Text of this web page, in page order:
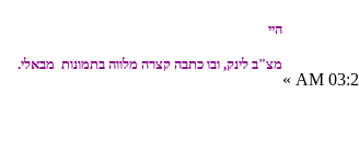
היי
מצ"ב לינק, ובו כתבה קצרה מלווה בתמונות מבאלי.